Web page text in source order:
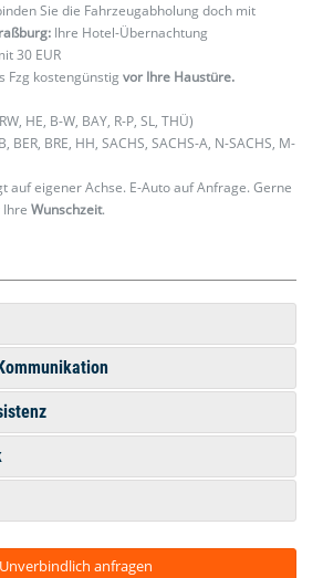
Sie die Fahrzeugabholung doch mit
Ihre Hotel-Übernachtung
30 EUR
Fzg kostengünstig vor Ihre Haustüre.
HE, B-W, BAY, R-P, SL, THÜ)
BER, BRE, HH, SACHS, SACHS-A, N-SACHS, M-
auf eigener Achse. E-Auto auf Anfrage. Gerne
Wunschzeit.
Unverbindlich anfragen